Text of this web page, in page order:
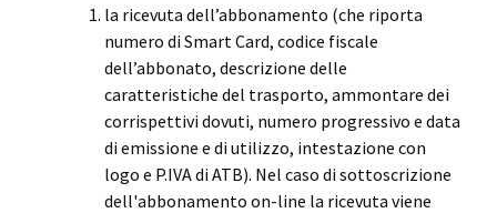
la ricevuta dell’abbonamento (che riporta
numero di Smart Card, codice fiscale
dell’abbonato, descrizione delle
caratteristiche del trasporto, ammontare dei
corrispettivi dovuti, numero progressivo e data
di emissione e di utilizzo, intestazione con
logo e P.IVA di ATB). Nel caso di sottoscrizione
dell'abbonamento on-line la ricevuta viene